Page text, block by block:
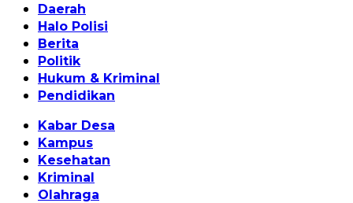
Daerah
Halo Polisi
Berita
Politik
Hukum & Kriminal
Pendidikan
Kabar Desa
Kampus
Kesehatan
Kriminal
Olahraga